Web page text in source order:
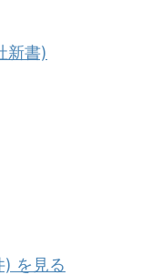
新書)
) を見る